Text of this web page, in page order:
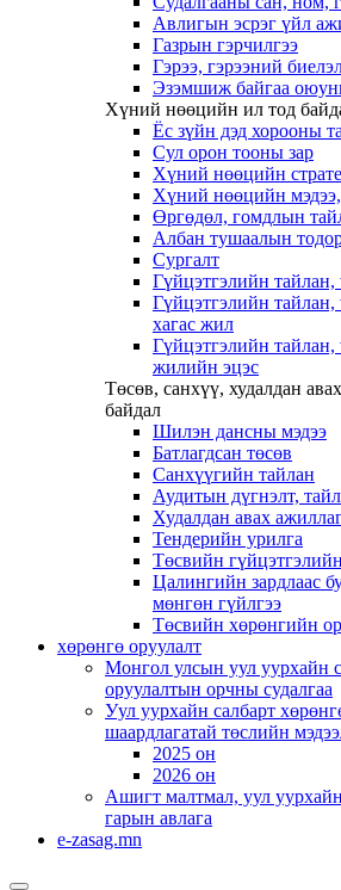
Авлигын эсрэг үйл
Газрын гэрчилгээ
Гэрээ, гэрээний
Эзэмшиж байгаа
Хүний нөөцийн ил тод
Ёс зүйн дэд хорооны
Сул орон тооны зар
Хүний нөөцийн
Хүний нөөцийн мэдээ,
Өргөдөл, гомдлын
Албан тушаалын
Сургалт
Гүйцэтгэлийн тайлан,
Гүйцэтгэлийн
хагас жил
Гүйцэтгэлийн
жилийн эцэс
Төсөв, санхүү, худалдан
байдал
Шилэн дансны мэдээ
Батлагдсан төсөв
Санхүүгийн тайлан
Аудитын дүгнэлт,
Худалдан авах
Тендерийн урилга
Төсвийн
Цалингийн зардлаас
мөнгөн гүйлгээ
Төсвийн хөрөнгийн
хөрөнгө оруулалт
Монгол улсын уул уурхайн
оруулалтын орчны судалгаа
Уул уурхайн салбарт
шаардлагатай төслийн
2025 он
2026 он
Ашигт малтмал, уул
гарын авлага
e-zasag.mn